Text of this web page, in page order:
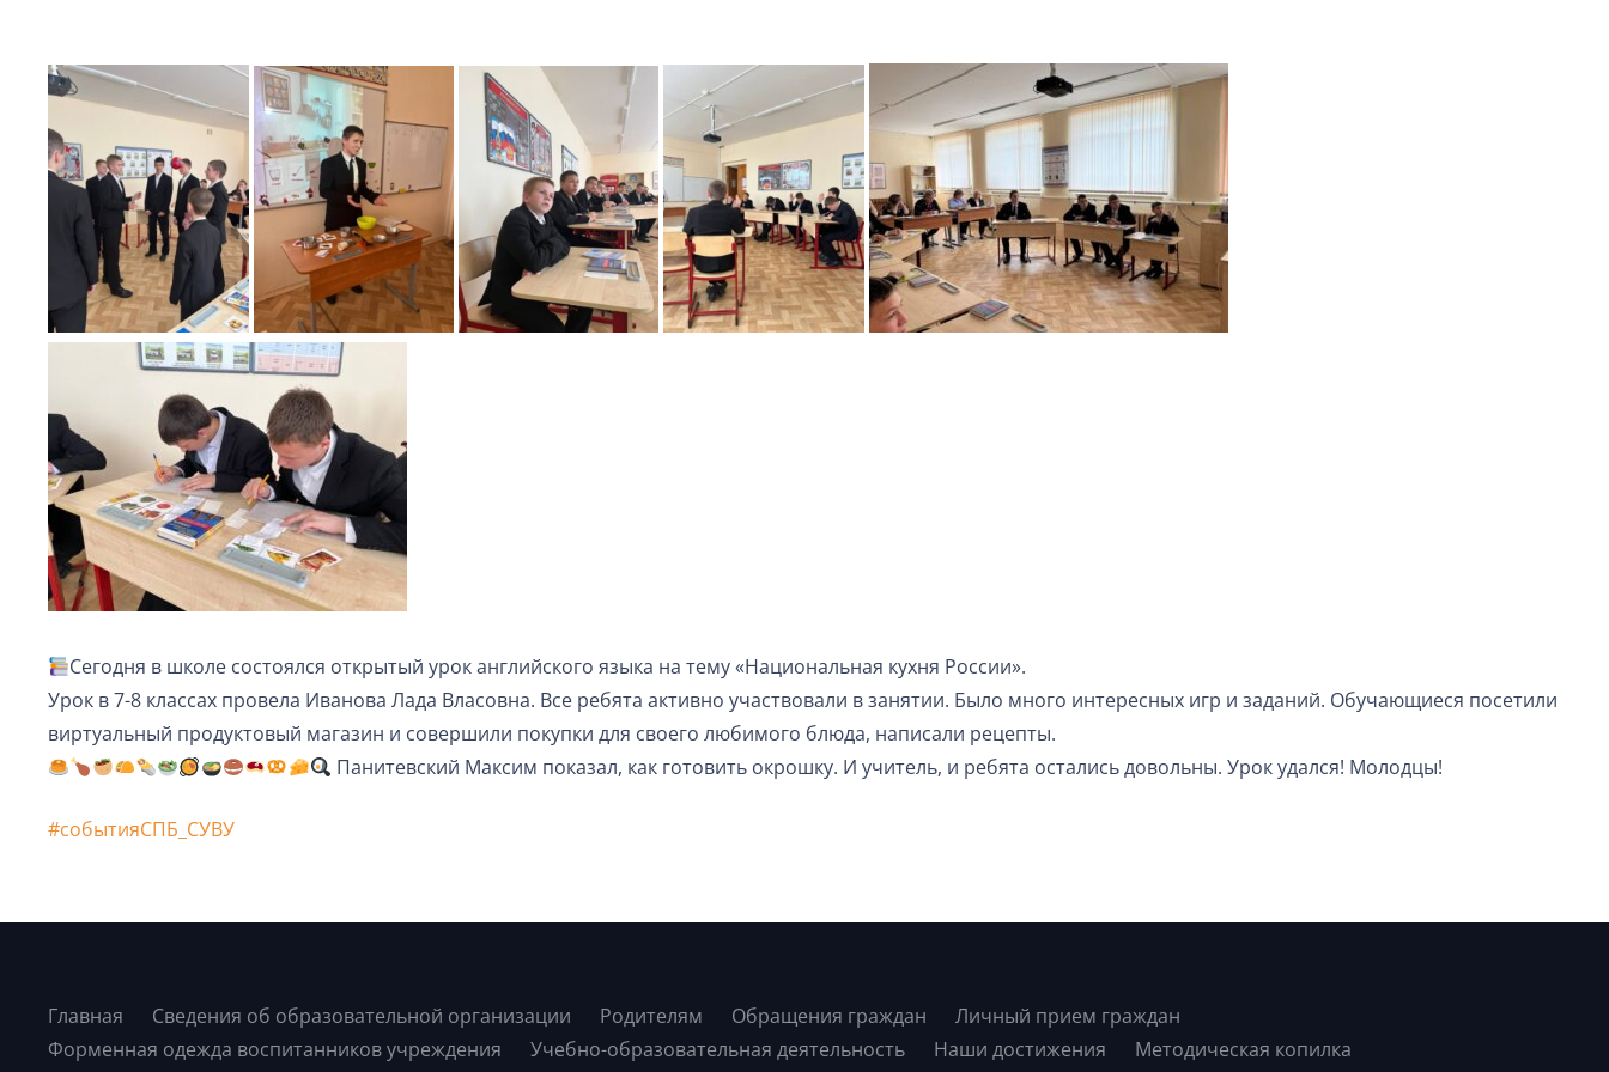
Сегодня в школе состоялся открытый урок английского языка на тему «Национальная кухня России».
Урок в 7-8 классах провела Иванова Лада Власовна. Все ребята активно участвовали в занятии. Было много интересных игр и заданий. Обучающиеся посетили
виртуальный продуктовый магазин и совершили покупки для своего любимого блюда, написали рецепты.
Панитевский Максим показал, как готовить окрошку. И учитель, и ребята остались довольны. Урок удался! Молодцы!
#событияСПБ_СУВУ
Главная Сведения об образовательной организации Родителям Обращения граждан
Личный прием граждан
Форменная одежда воспитанников учреждения
Учебно-образовательная деятельность Наши достижения
Методическая копилка